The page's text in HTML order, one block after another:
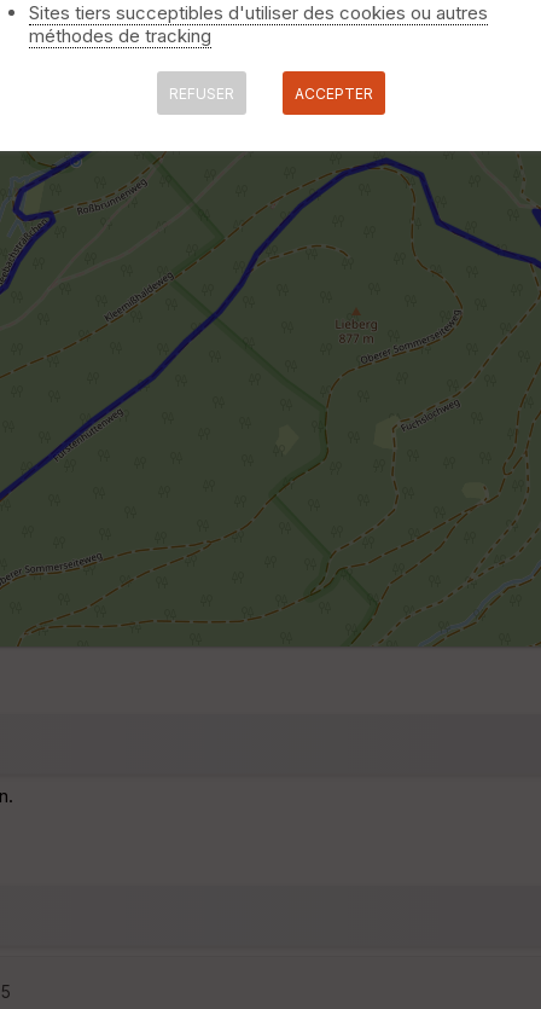
Sites tiers succeptibles d'utiliser des cookies ou autres
méthodes de tracking
REFUSER ACCEPTER